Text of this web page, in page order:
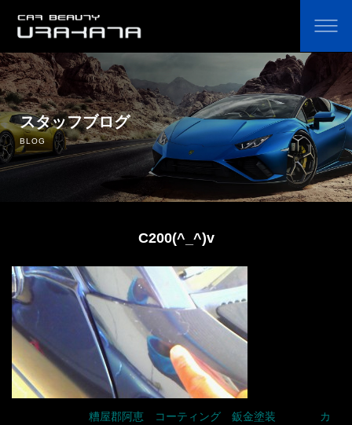
ホーム
オリジナルカーコーティング剤の通販
コーティングのこだわり・費用
コーティングの流れ
鈑金塗装
中古車販売
店舗案内
スタッフブログ
BLOG
C200(^_^)v
糟屋郡阿恵 コーティング 鈑金塗装
カ